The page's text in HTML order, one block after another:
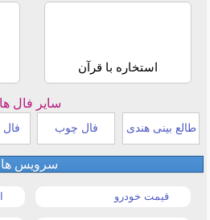
استخاره با قرآن
سایر فال ها
طالع بینی هندی فال چوب فال
سرویس ها
قیمت خودرو